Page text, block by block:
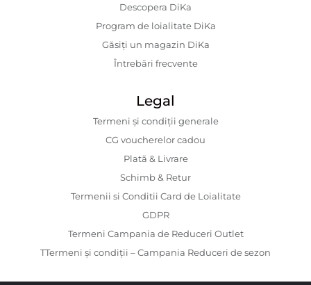
Descopera DiKa
Program de loialitate DiKa
Găsiți un magazin DiKa
Întrebări frecvente
Legal
Termeni și condiții generale
CG voucherelor cadou
Plată & Livrare
Schimb & Retur
Termenii si Conditii Card de Loialitate
GDPR
Termeni Campania de Reduceri Outlet
TTermeni și condiții – Campania Reduceri de sezon